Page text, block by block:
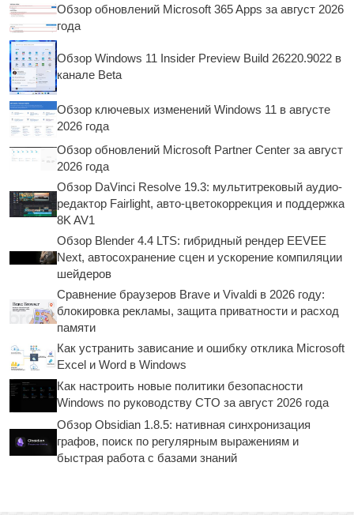
Обзор обновлений Microsoft 365 Apps за август 2026
года
Обзор Windows 11 Insider Preview Build 26220.9022 в
канале Beta
Обзор ключевых изменений Windows 11 в августе
2026 года
Обзор обновлений Microsoft Partner Center за август
2026 года
Обзор DaVinci Resolve 19.3: мультитрековый аудио-
редактор Fairlight, авто-цветокоррекция и поддержка
8K AV1
Обзор Blender 4.4 LTS: гибридный рендер EEVEE
Next, автосохранение сцен и ускорение компиляции
шейдеров
Сравнение браузеров Brave и Vivaldi в 2026 году:
блокировка рекламы, защита приватности и расход
памяти
Как устранить зависание и ошибку отклика Microsoft
Excel и Word в Windows
Как настроить новые политики безопасности
Windows по руководству CTO за август 2026 года
Обзор Obsidian 1.8.5: нативная синхронизация
графов, поиск по регулярным выражениям и
быстрая работа с базами знаний